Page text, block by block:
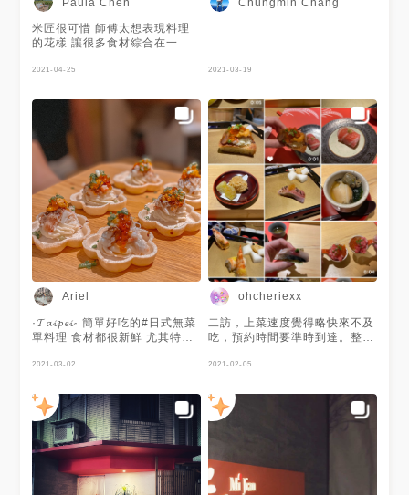
之物，我想這的確是忙碌的台北
男女需要的一點喘息與平靜，也
是我們能給予這些食物的尊重；
餐點並非不合口味，只是記憶點
不如曾經體驗過的深刻，味蕾的
才繼續起承轉合，稍顯突兀，卻
又會在腦海裡駐足片刻 簡言
之，也許過陣子會再訪試試看不
同季節的菜單，期待能見證它們
的變化與成長💪 #GUA食驗科普
時間 *『紅甘』就是傳說中的鰤
魚(はまち)喔，魔法少年賈修最
喜歡的那個(這樣比喻是不是暴
露年紀....) *感謝師傅的科普，
日語裡『加減醋』就是「酸得剛
剛好」的意思 *谷歌大神告訴我
『安康魚肝』有「海裡的鵝肝」
的名號，我覺得十分貼切XD
*『鰆魚』有個更為人所知的名
日本一種煮海鮮的方法，意思是
用醬汁及昆布慢火去炆，不用烹
服務費，後結 #20f食驗室 #20f
食驗室田調
米匠很可惜 師傅太想表現料理
的花樣 讓很多食材綜合在一起
握壽司 醋飯裡充滿醬油 把生魚
是 一個人1200元加一成服務費
算是便宜的 但以CP值來說 毓鮨
價值更高
2021-04-25 2021-03-19
Ariel
·𝓣𝓪𝓲𝓹𝓮𝓲· 簡單好吃的#日式無菜
單料理 食材都很新鮮 尤其特愛
張是我們另外請師傅特製的料理
這家CP值很高 結帳時意外覺得
怎麼那麼便宜😂 𝟸𝟶𝟸𝟶·𝟷𝟶·𝟶𝟻
▫️#無菜單料理
···········································
💙#米匠#MiJian 📍台北市中山
區中山北路1段140巷3號 ⏰
12:00-14:00/18:00-21:30 ☎️
2021-03-02
ohcheriexx
二訪，上菜速度覺得略快來不及
吃，預約時間要準時到達。整體
吃uni可嘗試類型
2021-02-05